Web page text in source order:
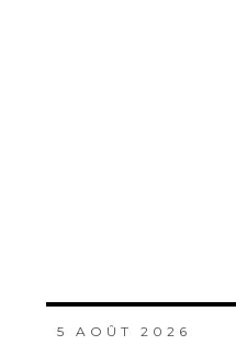
5 AOÛT 2026